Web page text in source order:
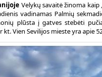
Velykų savaitė žinoma kaip
vadinamas Palmių
plūsta į gatves stebėti
kt. Vien Sevilijos mieste yra apie